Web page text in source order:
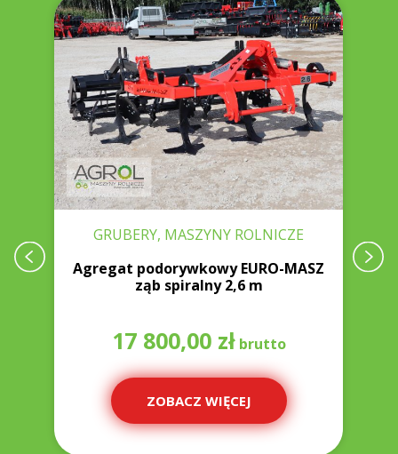
GRUBERY, MASZYNY ROLNICZE
Agregat podorywkowy EURO-MASZ
ząb spiralny 2,6 m
17 800,00 zł
ZOBACZ WIĘCEJ